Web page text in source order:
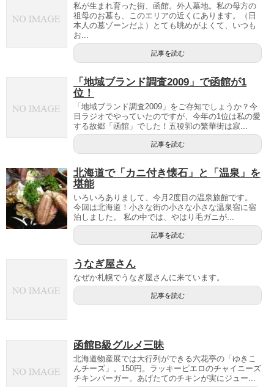
私が生まれ育った街、函館。外人墓地。私の母方の
祖母のお墓も、このエリアの近くにあります。（日
本人の墓ゾーンだよ）とても眺めがよくて、いつも
お...
記事を読む
「地域ブランド調査2009」で函館が1
位！
「地域ブランド調査2009」をご存知でしょうか？今
日ラジオでやっていたのですが、今年の1位は私の愛
する故郷「函館」でした！五稜郭の繁華街は寂...
記事を読む
北海道で「カニ付き懐石」と「温泉」を
堪能
いろいろありまして、今月2度目の温泉旅館です。
今回は北海道！小さな街の小さな小さな温泉宿に宿
泊しました。 私の中では、やはり毛ガニが...
記事を読む
うなぎ屋さん
なぜか札幌でうなぎ屋さんに来ています。
記事を読む
函館B級グルメ三昧
北海道物産展では大行列ができる六花亭の「ゆきこ
んチーズ」。150円。ラッキーピエロのチャイニーズ
チキンバーガー。あげたてのチキンが実にジュー...